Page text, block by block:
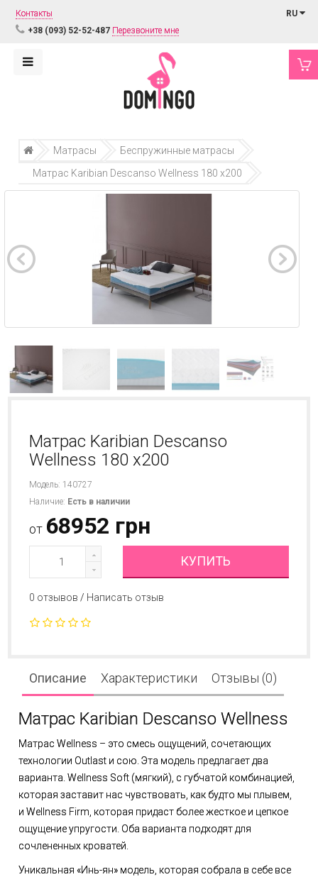
Контакты
+38 (093) 52-52-487 Перезвоните мне
RU
Матрасы
Беспружинные матрасы
Матрас Karibian Descanso Wellness 180 х200
Матрас Karibian Descanso
Wellness 180 х200
Модель: 140727
Наличие: Есть в наличии
от 68952 грн
КУПИТЬ
0 отзывов / Написать отзыв
Описание Характеристики Отзывы (0)
Матрас Karibian Descanso Wellness
Матрас Wellness – это смесь ощущений, сочетающих
технологии Outlast и сою. Эта модель предлагает два
варианта. Wellness Soft (мягкий), с губчатой ​​комбинацией,
которая заставит нас чувствовать, как будто мы плывем,
и Wellness Firm, которая придаст более жесткое и цепкое
ощущение упругости. Оба варианта подходят для
сочлененных кроватей.
Уникальная «Инь-ян» модель, которая собрала в себе все